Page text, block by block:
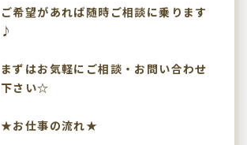
ご希望があれば随時ご相談に乗ります
♪
まずはお気軽にご相談・お問い合わせ
下さい☆
★お仕事の流れ★